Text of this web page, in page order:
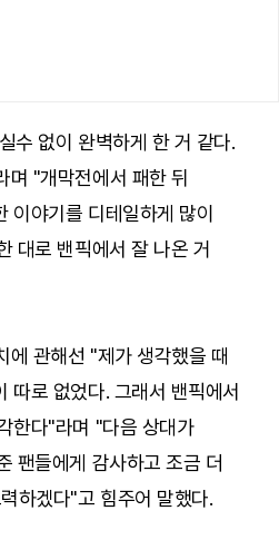
수 없이 완벽하게 한 거 같다.
며 "개막전에서 패한 뒤
이야기를 디테일하게 많이
대로 밴픽에서 잘 나온 거
에 관해선 "제가 생각했을 때
따로 없었다. 그래서 밴픽에서
한다"라며 "다음 상대가
팬들에게 감사하고 조금 더
하겠다"고 힘주어 말했다.